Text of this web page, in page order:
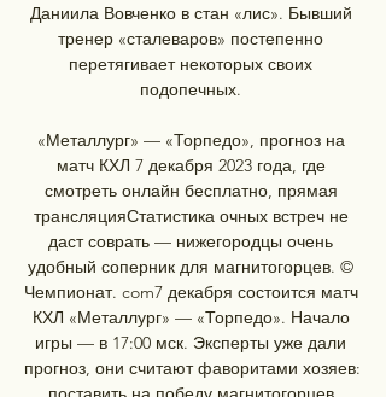
Даниила Вовченко в стан «лис». Бывший
тренер «сталеваров» постепенно
перетягивает некоторых своих
подопечных.
«Металлург» — «Торпедо», прогноз на
матч КХЛ 7 декабря 2023 года, где
смотреть онлайн бесплатно, прямая
трансляцияСтатистика очных встреч не
даст соврать — нижегородцы очень
удобный соперник для магнитогорцев. ©
Чемпионат. com7 декабря состоится матч
КХЛ «Металлург» — «Торпедо». Начало
игры — в 17:00 мск. Эксперты уже дали
прогноз, они считают фаворитами хозяев: